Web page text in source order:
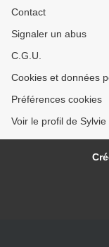
Contact
Signaler un abus
C.G.U.
Cookies et données
Préférences cookies
Voir le profil de